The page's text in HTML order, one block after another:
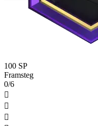
100 SP
Framsteg
0/6


